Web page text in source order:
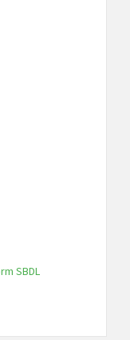
SBDL